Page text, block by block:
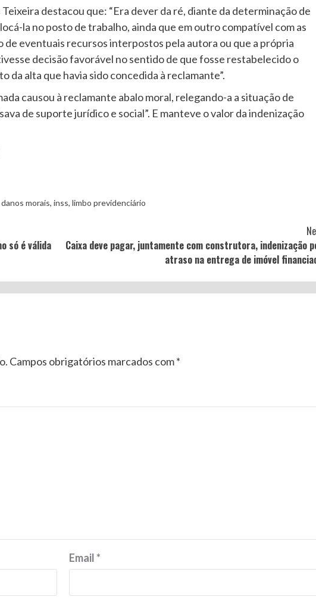
destacou que: “Era dever da ré, diante da determinação de
la no posto de trabalho, ainda que em outro compatível com as
de eventuais recursos interpostos pela autora ou que a própria
decisão favorável no sentido de que fosse restabelecido o
alta que havia sido concedida à reclamante”.
causou à reclamante abalo moral, relegando-a a situação de
de suporte jurídico e social”. E manteve o valor da indenização
morais, inss, limbo previdenciário
só é válida
Caixa deve pagar, juntamente com construtora, indenização
atraso na entrega de imóvel
Campos obrigatórios marcados com*
Email*